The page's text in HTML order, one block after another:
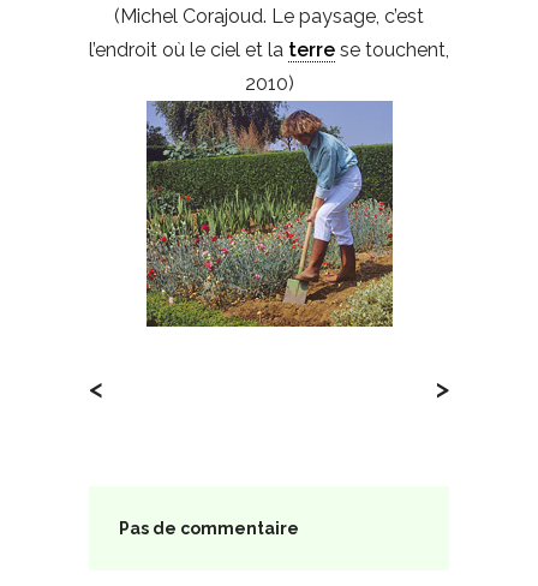
(Michel Corajoud. Le paysage, c’est
l’endroit où le ciel et la terre se touchent,
2010)
< >
Pas de commentaire